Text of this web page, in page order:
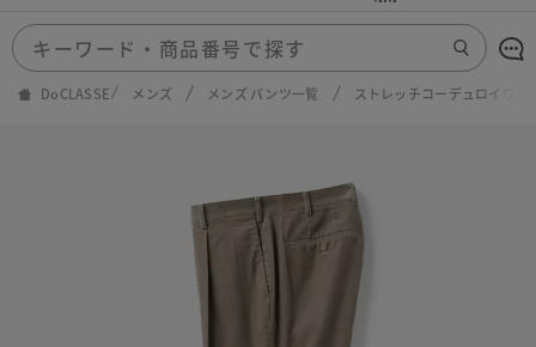
DoCLASSE メンズ メンズ パンツ一覧 ストレッチコーデュロイワン